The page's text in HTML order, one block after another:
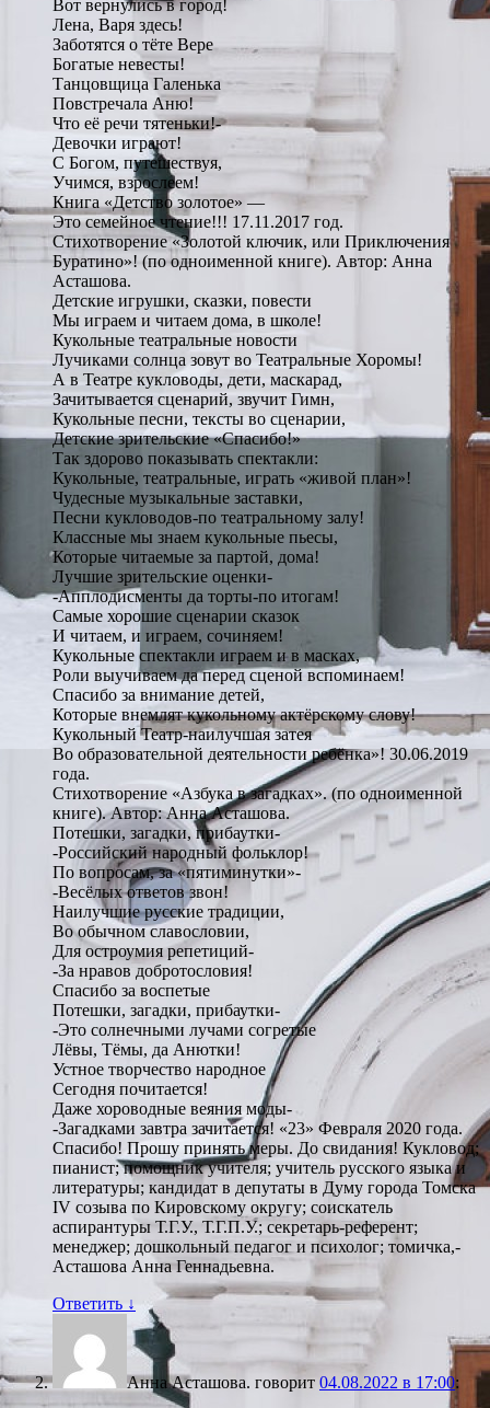
Вот вернулись в город!
Лена, Варя здесь!
Заботятся о тёте Вере
Богатые невесты!
Танцовщица Галенька
Повстречала Аню!
Что её речи тятеньки!-
Девочки играют!
С Богом, путешествуя,
Учимся, взрослеем!
Книга «Детство золотое» —
Это семейное чтение!!! 17.11.2017 год.
Стихотворение «Золотой ключик, или Приключения
Буратино»! (по одноименной книге). Автор: Анна
Асташова.
Детские игрушки, сказки, повести
Мы играем и читаем дома, в школе!
Кукольные театральные новости
Лучиками солнца зовут во Театральные Хоромы!
А в Театре кукловоды, дети, маскарад,
Зачитывается сценарий, звучит Гимн,
Кукольные песни, тексты во сценарии,
Детские зрительские «Спасибо!»
Так здорово показывать спектакли:
Кукольные, театральные, играть «живой план»!
Чудесные музыкальные заставки,
Песни кукловодов-по театральному залу!
Классные мы знаем кукольные пьесы,
Которые читаемые за партой, дома!
Лучшие зрительские оценки-
-Апплодисменты да торты-по итогам!
Самые хорошие сценарии сказок
И читаем, и играем, сочиняем!
Кукольные спектакли играем и в масках,
Роли выучиваем да перед сценой вспоминаем!
Спасибо за внимание детей,
Которые внемлят кукольному актёрскому слову!
Кукольный Театр-наилучшая затея
Во образовательной деятельности ребёнка»! 30.06.2019
года.
Стихотворение «Азбука в загадках». (по одноименной
книге). Автор: Анна Асташова.
Потешки, загадки, прибаутки-
-Российский народный фольклор!
По вопросам, за «пятиминутки»-
-Весёлых ответов звон!
Наилучшие русские традиции,
Во обычном славословии,
Для остроумия репетиций-
-За нравов добротословия!
Спасибо за воспетые
Потешки, загадки, прибаутки-
-Это солнечными лучами согретые
Лёвы, Тёмы, да Анютки!
Устное творчество народное
Сегодня почитается!
Даже хороводные веяния моды-
-Загадками завтра зачитается! «23» Февраля 2020 года.
Спасибо! Прошу принять меры. До свидания! Кукловод;
пианист; помощник учителя; учитель русского языка и
литературы; кандидат в депутаты в Думу города Томска
IV созыва по Кировскому округу; соискатель
аспирантуры Т.Г.У., Т.Г.П.У.; секретарь-референт;
менеджер; дошкольный педагог и психолог; томичка,-
Асташова Анна Геннадьевна.
Ответить ↓
Анна Асташова. говорит 04.08.2022 в 17:00: